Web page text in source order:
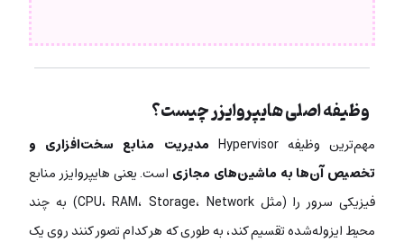
وظیفه اصلی هایپروایزر چیست؟
مهم‌ترین وظیفه Hypervisor
مدیریت منابع سخت‌افزاری و
تخصیص آن‌ها به ماشین‌های مجازی است. یعنی هایپروایزر منابع
فیزیکی سرور را (مثل CPU، RAM، Storage، Network) به چند
محیط ایزوله‌شده تقسیم کند، به طوری که هر کدام تصور کنند روی یک